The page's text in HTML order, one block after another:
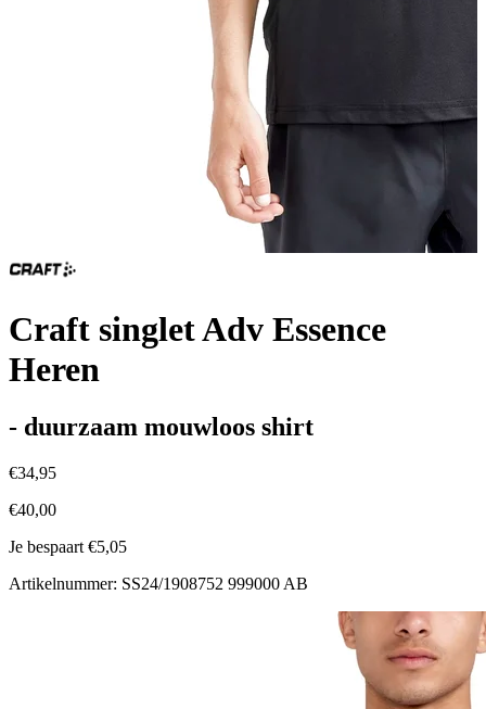
Craft singlet Adv Essence
Heren
- duurzaam mouwloos shirt
€34,95
€40,00
Je bespaart €5,05
Artikelnummer: SS24/1908752 999000 AB